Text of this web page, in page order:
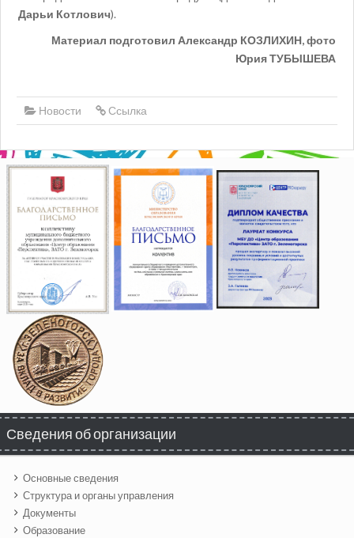
Дарьи Котлович).
Материал подготовил Александр КОЗЛИХИН, фото
Юрия ТУБЫШЕВА
Новости Ссылка
Сведения об организации
Основные сведения
Структура и органы управления
Документы
Образование